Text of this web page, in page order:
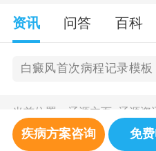
资讯 问答 百科
白癜风首次病程记录模板
当前位置： 辽源主页> 辽源资
疾病方案咨询 免